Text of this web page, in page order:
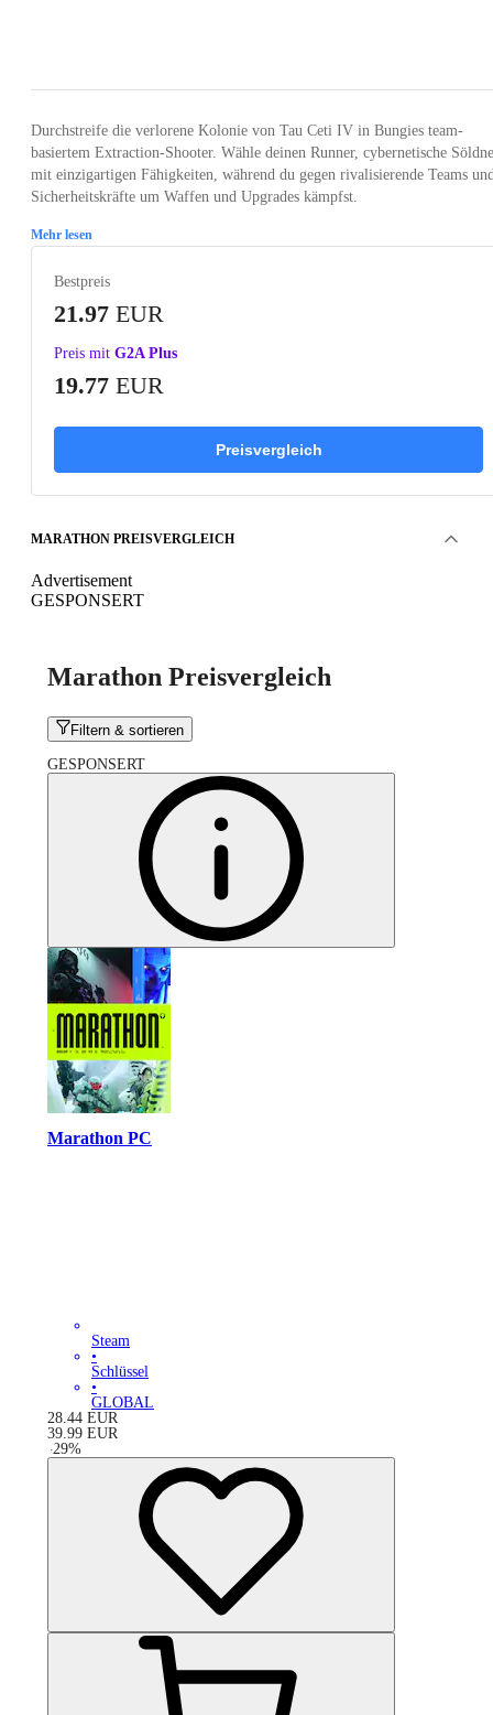
Durchstreife die verlorene Kolonie von Tau Ceti IV in Bungies team-
basiertem Extraction-Shooter. Wähle deinen Runner, cybernetische
mit einzigartigen Fähigkeiten, während du gegen rivalisierende Teams
Sicherheitskräfte um Waffen und Upgrades kämpfst.
Mehr lesen
Bestpreis
21.97 EUR
Preis mit G2A Plus
19.77 EUR
Preisvergleich
MARATHON PREISVERGLEICH
Advertisement
GESPONSERT
Marathon Preisvergleich
Filtern & sortieren
GESPONSERT
Marathon PC
Steam
•
Schlüssel
•
GLOBAL
28.44 EUR
39.99 EUR
-29%